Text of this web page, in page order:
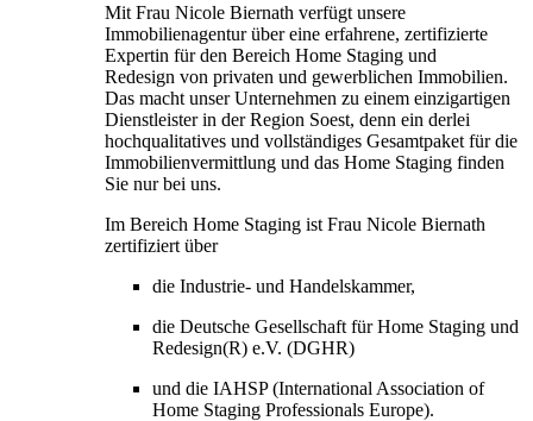
Mit Frau Nicole Biernath verfügt unsere
Immobilienagentur über eine erfahrene, zertifizierte
Expertin für den Bereich Home Staging und
Redesign von privaten und gewerblichen Immobilien.
Das macht unser Unternehmen zu einem einzigartigen
Dienstleister in der Region Soest, denn ein derlei
hochqualitatives und vollständiges Gesamtpaket für die
Immobilienvermittlung und das Home Staging finden
Sie nur bei uns.
Im Bereich Home Staging ist Frau Nicole Biernath
zertifiziert über
die Industrie- und Handelskammer,
die Deutsche Gesellschaft für Home Staging und
Redesign(R) e.V. (DGHR)
und die IAHSP (International Association of
Home Staging Professionals Europe).